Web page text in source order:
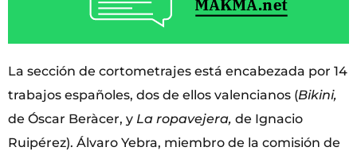
La sección de cortometrajes está encabezada por 14
trabajos españoles, dos de ellos valencianos (Bikini,
de Óscar Beràcer, y La ropavejera, de Ignacio
Ruipérez). Álvaro Yebra, miembro de la comisión de